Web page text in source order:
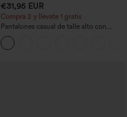
€31,95 EUR
Compra 2 y llévate 1 gratis
Pantalones casual de talle alto con
cordón, pernera ancha, en mezcla de
lino y con bolsillos